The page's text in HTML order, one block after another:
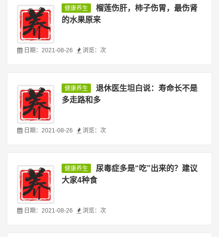
健康养生
榴莲伤肝，柿子伤胃，最伤肾
的水果原来
日期：2021-08-26 浏览： 次
健康养生
退休医生坦白说：寿命长不是
多走路和多
日期：2021-08-26 浏览： 次
健康养生
尿毒症多是“吃”出来的？建议
大家4种食
日期：2021-08-26 浏览： 次